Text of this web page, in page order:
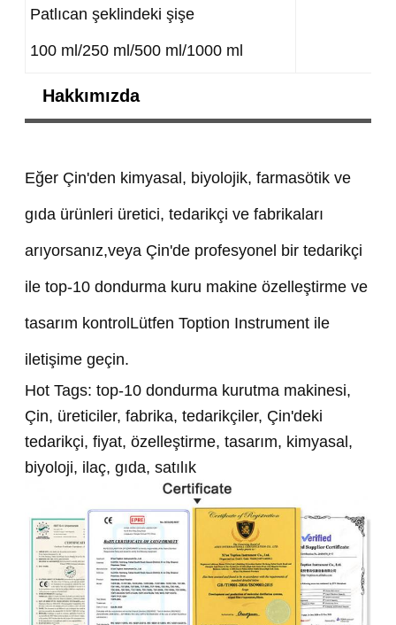
Patlıcan şeklindeki şişe
100 ml/250 ml/500 ml/1000 ml
Hakkımızda
Eğer Çin'den kimyasal, biyolojik, farmasötik ve
gıda ürünleri üretici, tedarikçi ve fabrikaları
arıyorsanız,veya Çin'de profesyonel bir tedarikçi
ile top-10 dondurma kuru makine özelleştirme ve
tasarım kontrolLütfen Toption Instrument ile
iletişime geçin.
Hot Tags: top-10 dondurma kurutma makinesi,
Çin, üreticiler, fabrika, tedarikçiler, Çin'deki
tedarikçi, fiyat, özelleştirme, tasarım, kimyasal,
biyoloji, ilaç, gıda, satılık